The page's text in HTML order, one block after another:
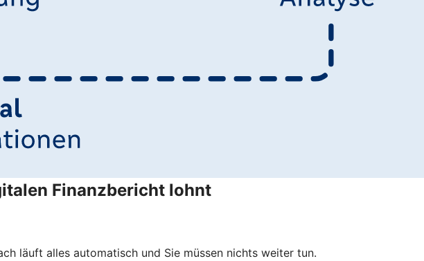
Finanzbericht lohnt
läuft alles automatisch und Sie müssen nichts weiter tun.